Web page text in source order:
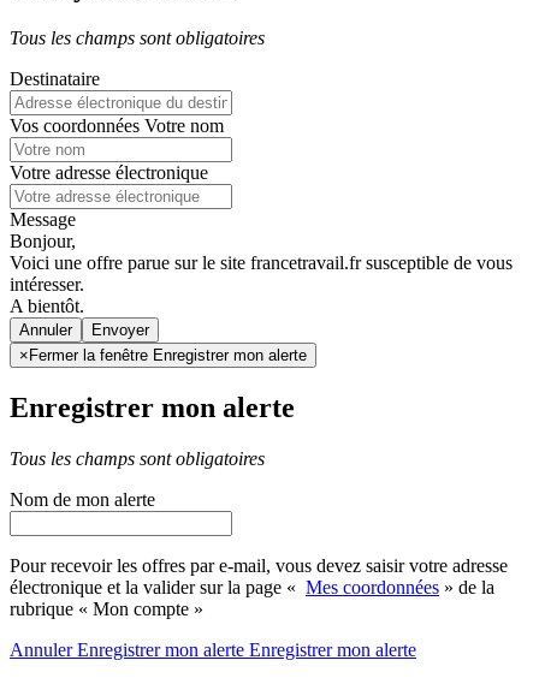
Tous les champs sont obligatoires
Destinataire
Vos coordonnées Votre nom
Votre adresse électronique
Message
Bonjour,
Voici une offre parue sur le site francetravail.fr susceptible de vous
intéresser.
A bientôt.
Annuler
× Fermer la fenêtre Enregistrer mon alerte
Enregistrer mon alerte
Tous les champs sont obligatoires
Nom de mon alerte
Pour recevoir les offres par e-mail, vous devez saisir votre adresse
électronique et la valider sur la page « Mes coordonnées » de la
rubrique « Mon compte »
AnnulerEnregistrer mon alerte Enregistrermon alerte